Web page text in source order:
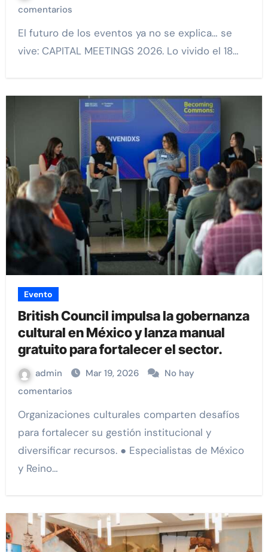
comentarios
El futuro de los eventos ya no se explica… se
vive: CAPITAL MEETINGS 2026. Lo vivido el 18…
Evento
British Council impulsa la gobernanza
cultural en México y lanza manual
gratuito para fortalecer el sector.
admin Mar 19, 2026
No hay
comentarios
Organizaciones culturales comparten desafíos
para fortalecer su gestión institucional y
diversificar recursos. ● Especialistas de México
y Reino…